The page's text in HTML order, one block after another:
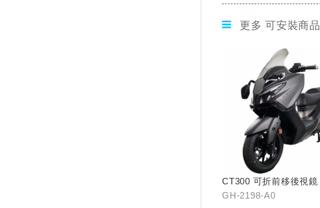
更多 可安裝商品
CT300 可折前移後視鏡
GH-2198-A0